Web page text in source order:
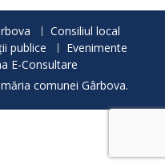
Consiliul local
publice
Evenimente
E-Consultare
comunei Gârbova.